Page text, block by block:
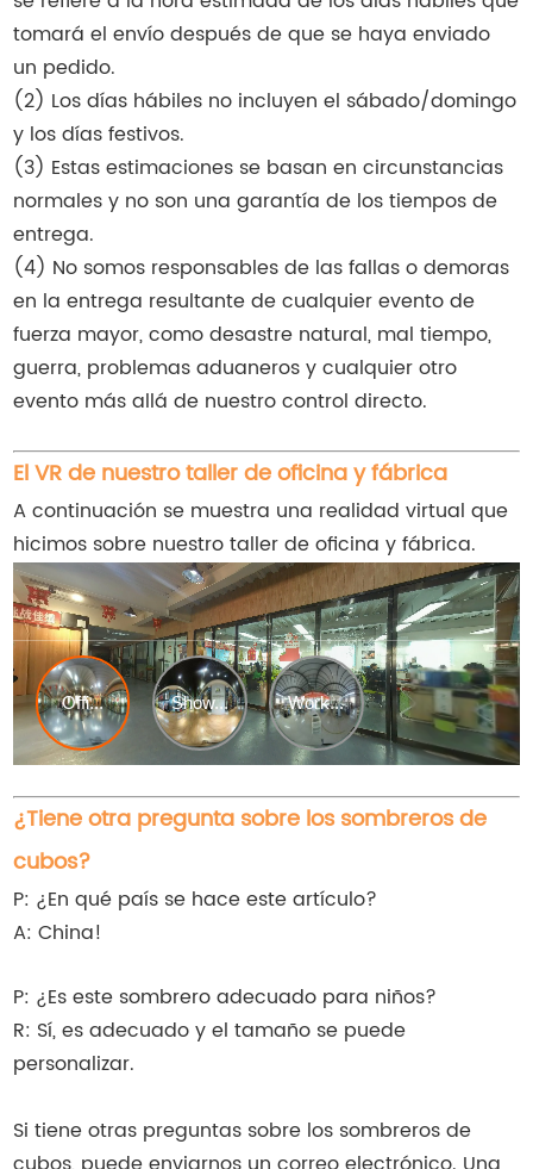
tomará el envío después de que se haya enviado
un pedido.
(2) Los días hábiles no incluyen el sábado/domingo
y los días festivos.
(3) Estas estimaciones se basan en circunstancias
normales y no son una garantía de los tiempos de
entrega.
(4) No somos responsables de las fallas o demoras
en la entrega resultante de cualquier evento de
fuerza mayor, como desastre natural, mal tiempo,
guerra, problemas aduaneros y cualquier otro
evento más allá de nuestro control directo.
El VR de nuestro taller de oficina y fábrica
A continuación se muestra una realidad virtual que
hicimos sobre nuestro taller de oficina y fábrica.
¿Tiene otra pregunta sobre los sombreros de
cubos?
P: ¿En qué país se hace este artículo?
A: China!
P: ¿Es este sombrero adecuado para niños?
R: Sí, es adecuado y el tamaño se puede
personalizar.
Si tiene otras preguntas sobre los sombreros de